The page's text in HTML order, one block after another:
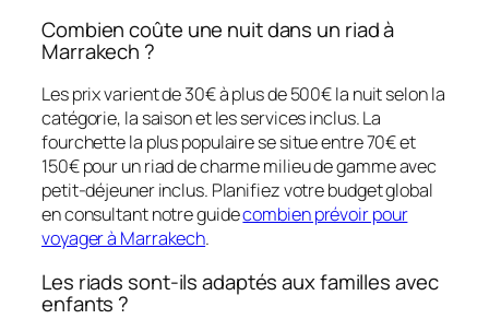
Combien coûte une nuit dans un riad à
Marrakech ?
Les prix varient de 30€ à plus de 500€ la nuit selon la
catégorie, la saison et les services inclus. La
fourchette la plus populaire se situe entre 70€ et
150€ pour un riad de charme milieu de gamme avec
petit-déjeuner inclus. Planifiez votre budget global
en consultant notre guidecombien prévoir pour
voyager à Marrakech.
Les riads sont-ils adaptés aux familles avec
enfants ?